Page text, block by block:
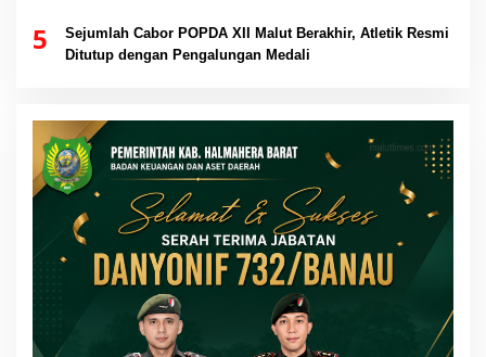
5
Sejumlah Cabor POPDA XII Malut Berakhir, Atletik Resmi
Ditutup dengan Pengalungan Medali